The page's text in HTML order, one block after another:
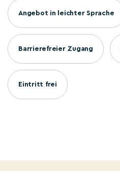
Angebot in leichter Sprache
Barrierefreier Zugang
Eintritt frei